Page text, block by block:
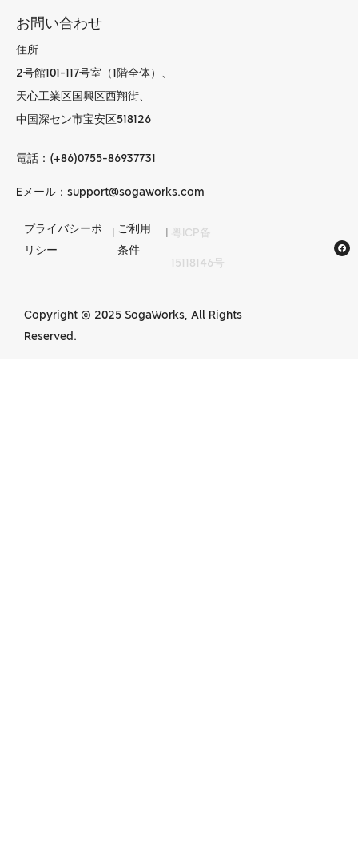
お問い合わせ
住所
2号館101-117号室（1階全体）、
天心工業区国興区西翔街、
中国深セン市宝安区518126
電話：(+86)0755-86937731
Eメール：support@sogaworks.com
プライバシーポ
リシー
ご利用
条件
粤ICP备
15118146号
Copyright © 2025 SogaWorks, All Rights
Reserved.